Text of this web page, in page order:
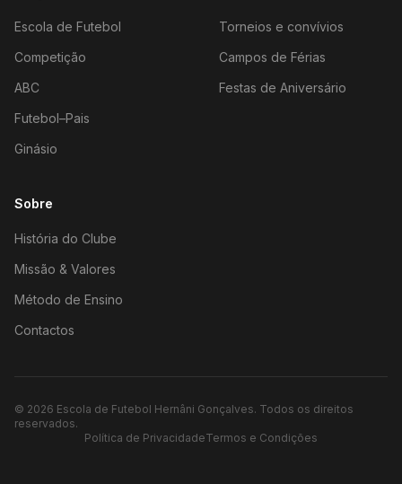
Escola de Futebol
Competição
ABC
Futebol–Pais
Ginásio
Torneios e convívios
Campos de Férias
Festas de Aniversário
Sobre
História do Clube
Missão & Valores
Método de Ensino
Contactos
© 2026 Escola de Futebol Hernâni Gonçalves. Todos os direitos
reservados.
Política de PrivacidadeTermos e Condições